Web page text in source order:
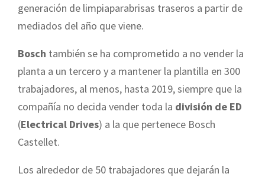
generación de limpiaparabrisas traseros a partir de
mediados del año que viene.
Bosch también se ha comprometido a no vender la
planta a un tercero y a mantener la plantilla en 300
trabajadores, al menos, hasta 2019, siempre que la
compañía no decida vender toda la división de ED
(Electrical Drives) a la que pertenece Bosch
Castellet.
Los alrededor de 50 trabajadores que dejarán la